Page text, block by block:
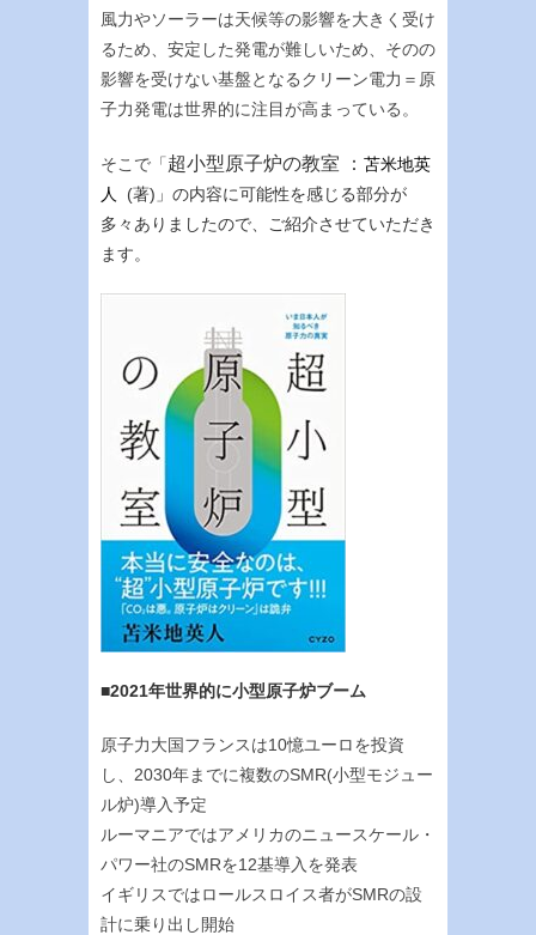
風力やソーラーは天候等の影響を大きく受け
るため、安定した発電が難しいため、そのの
影響を受けない基盤となるクリーン電力＝原
子力発電は世界的に注目が高まっている。
そこで「超小型原子炉の教室 ： 苫米地英
人
(著)」の内容に可能性を感じる部分が
多々ありましたので、ご紹介させていただき
ます。
■2021年世界的に小型原子炉ブーム
原子力大国フランスは10憶ユーロを投資
し、2030年までに複数のSMR(小型モジュー
ル炉)導入予定
ルーマニアではアメリカのニュースケール・
パワー社のSMRを12基導入を発表
イギリスではロールスロイス者がSMRの設
計に乗り出し開始